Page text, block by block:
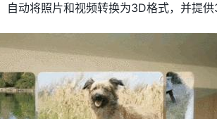
动将照片和视频转换为3D格式，并提供